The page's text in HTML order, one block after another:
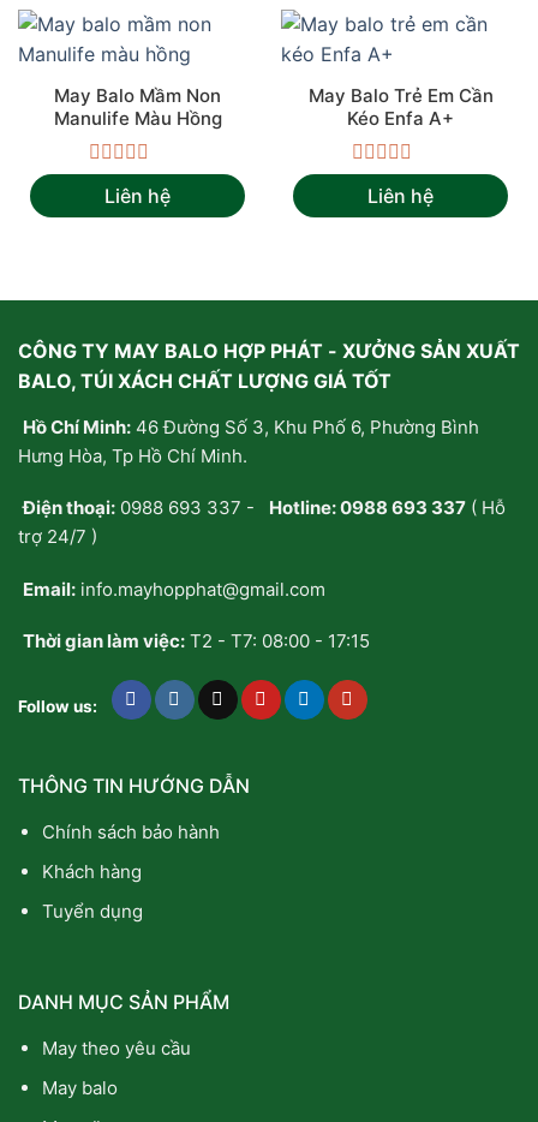
May Balo Mầm Non
Manulife Màu Hồng
Được
xếp
hạng
Liên hệ
May Balo Trẻ Em Cần
Kéo Enfa A+
Được
xếp
hạng
Liên hệ
CÔNG TY MAY BALO HỢP PHÁT - XƯỞNG SẢN XUẤT
BALO, TÚI XÁCH CHẤT LƯỢNG GIÁ TỐT
Hồ Chí Minh: 46 Đường Số 3, Khu Phố 6, Phường Bình
Hưng Hòa, Tp Hồ Chí Minh.
Điện thoại: 0988 693 337 - Hotline:0988 693 337 ( Hỗ
trợ 24/7 )
Email: info.mayhopphat@gmail.com
Thời gian làm việc: T2 - T7: 08:00 - 17:15
Follow us:
THÔNG TIN HƯỚNG DẪN
Chính sách bảo hành
Khách hàng
Tuyển dụng
DANH MỤC SẢN PHẨM
May theo yêu cầu
May balo